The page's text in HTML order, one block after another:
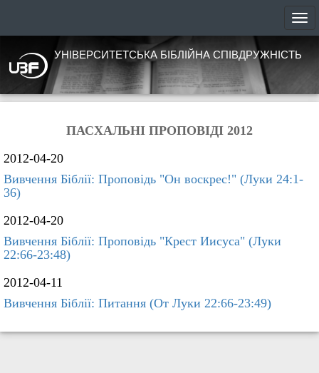
УНІВЕРСИТЕТСЬКА БІБЛІЙНА СПІВДРУЖНІСТЬ
ПАСХАЛЬНІ ПРОПОВІДІ 2012
2012-04-20
Вивчення Біблії: Проповідь "Он воскрес!" (Луки 24:1-
36)
2012-04-20
Вивчення Біблії: Проповідь "Крест Иисуса" (Луки
22:66-23:48)
2012-04-11
Вивчення Біблії: Питання (От Луки 22:66-23:49)